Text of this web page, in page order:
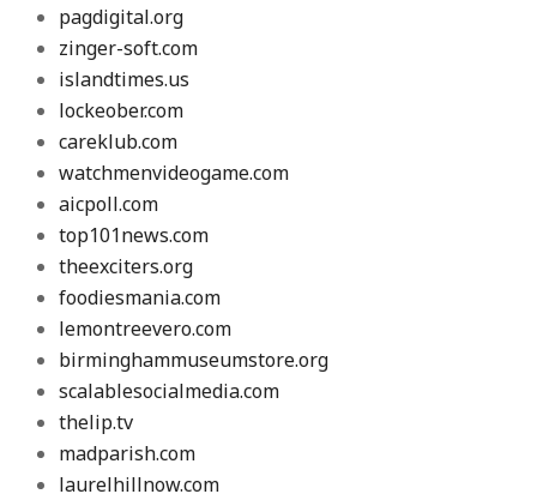
pagdigital.org
zinger-soft.com
islandtimes.us
lockeober.com
careklub.com
watchmenvideogame.com
aicpoll.com
top101news.com
theexciters.org
foodiesmania.com
lemontreevero.com
birminghammuseumstore.org
scalablesocialmedia.com
thelip.tv
madparish.com
laurelhillnow.com